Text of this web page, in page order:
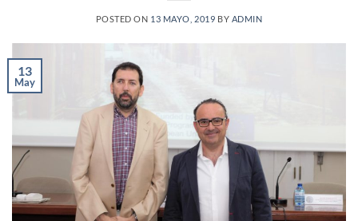
POSTED ON 13 MAYO, 2019 BY ADMIN
13
May